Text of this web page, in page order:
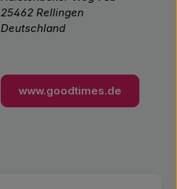
25462 Rellingen
Deutschland
www.goodtimes.de